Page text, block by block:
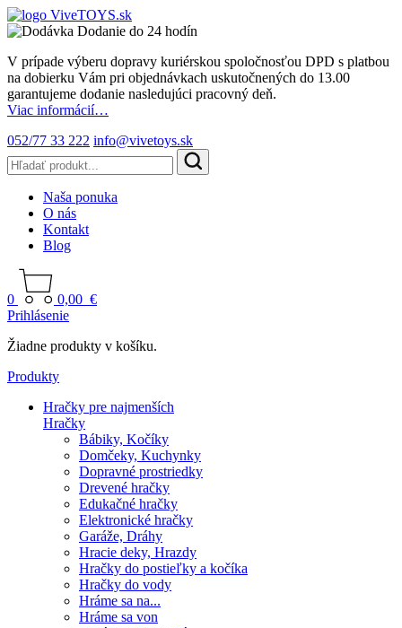
Dodanie do 24 hodín
V prípade výberu dopravy kuriérskou spoločnosťou DPD s platbou
na dobierku Vám pri objednávkach uskutočnených do 13.00
garantujeme dodanie nasledujúci pracovný deň.
Viac informácií…
052/77 33 222 info@vivetoys.sk
Naša ponuka
O nás
Kontakt
Blog
0 0,00 €
Prihlásenie
Žiadne produkty v košíku.
Produkty
Hračky pre najmenších
Hračky
Bábiky, Kočíky
Domčeky, Kuchynky
Dopravné prostriedky
Drevené hračky
Edukačné hračky
Elektronické hračky
Garáže, Dráhy
Hracie deky, Hrazdy
Hračky do postieľky a kočíka
Hračky do vody
Hráme sa na...
Hráme sa von